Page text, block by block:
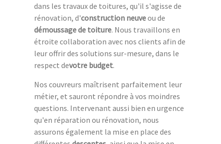
dans les travaux de toitures, qu'il s'agisse de
rénovation, d'construction neuveou de
démoussage de toiture. Nous travaillons en
étroite collaboration avec nos clients afin de
leur offrir des solutions sur-mesure, dans le
respect devotre budget.
Nos couvreurs maîtrisent parfaitement leur
métier, et sauront répondre à vos moindres
questions. Intervenant aussi bien en urgence
qu'en réparation ou rénovation, nous
assurons également la mise en place des